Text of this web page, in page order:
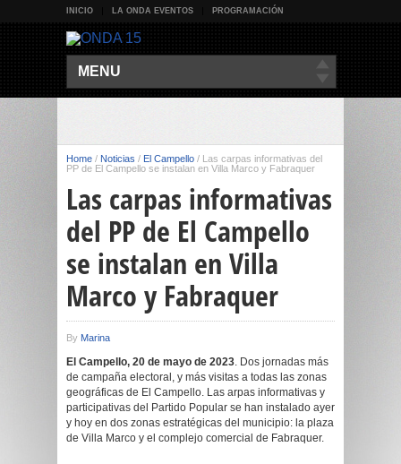
INICIO LA ONDA EVENTOS PROGRAMACIÓN
MENU
Home / Noticias / El Campello / Las carpas informativas del
PP de El Campello se instalan en Villa Marco y Fabraquer
Las carpas informativas
del PP de El Campello
se instalan en Villa
Marco y Fabraquer
By Marina
El Campello, 20 de mayo de 2023. Dos jornadas más
de campaña electoral, y más visitas a todas las zonas
geográficas de El Campello. Las arpas informativas y
participativas del Partido Popular se han instalado ayer
y hoy en dos zonas estratégicas del municipio: la plaza
de Villa Marco y el complejo comercial de Fabraquer.